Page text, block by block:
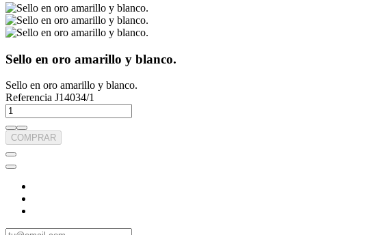
Sello en oro amarillo y blanco.
Sello en oro amarillo y blanco.
Referencia J14034/1
COMPRAR